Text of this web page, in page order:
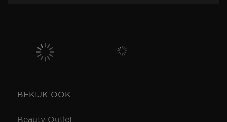
BEKIJK OOK:
Beauty Outlet